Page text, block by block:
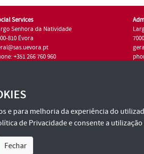
Services
Senhora da Natividade
810 Évora
+351 266 760 960
e para melhoria da experiência do
de Privacidadee consente a
Fechar